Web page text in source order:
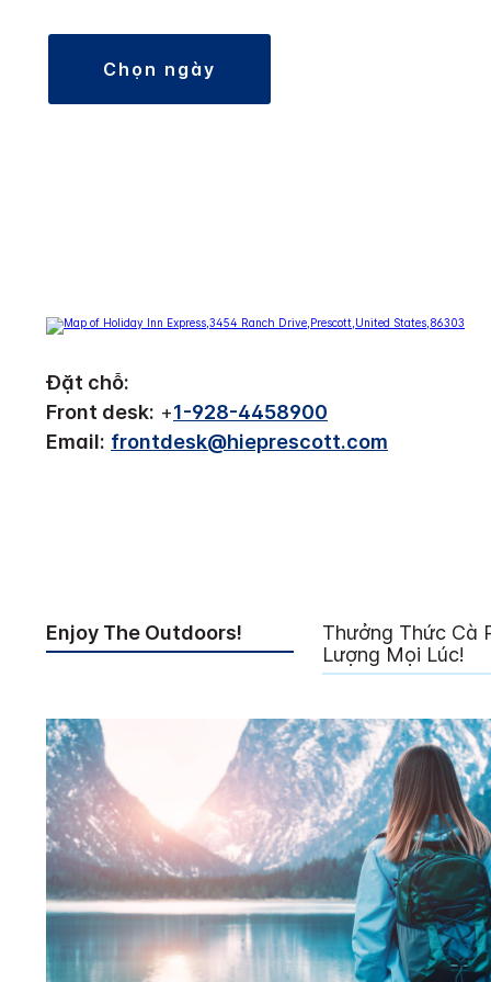
chọn ngày
Đặt chỗ:
Front desk: +1-928-4458900
Email: frontdesk@hieprescott.com
Enjoy The Outdoors!
Thưởng Thức Cà
Lượng Mọi Lúc!